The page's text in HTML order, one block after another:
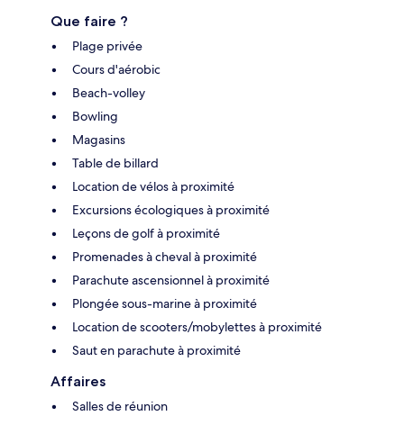
Que faire ?
Plage privée
Cours d'aérobic
Beach-volley
Bowling
Magasins
Table de billard
Location de vélos à proximité
Excursions écologiques à proximité
Leçons de golf à proximité
Promenades à cheval à proximité
Parachute ascensionnel à proximité
Plongée sous-marine à proximité
Location de scooters/mobylettes à proximité
Saut en parachute à proximité
Affaires
Salles de réunion